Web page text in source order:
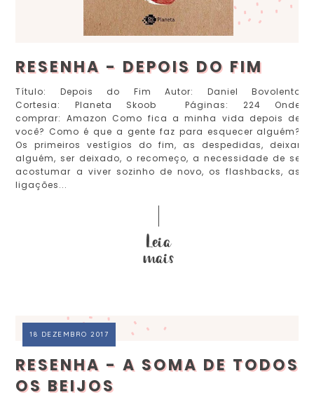
RESENHA - DEPOIS DO FIM
Título: Depois do Fim Autor: Daniel Bovolento
Cortesia: Planeta Skoob Páginas: 224 Onde
comprar: Amazon Como fica a minha vida depois de
você? Como é que a gente faz para esquecer alguém?
Os primeiros vestígios do fim, as despedidas, deixar
alguém, ser deixado, o recomeço, a necessidade de se
acostumar a viver sozinho de novo, os flashbacks, as
ligações...
18 DEZEMBRO 2017
RESENHA - A SOMA DE TODOS
OS BEIJOS